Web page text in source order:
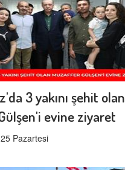
3 yakını şehit olan
evine ziyaret
Pazartesi